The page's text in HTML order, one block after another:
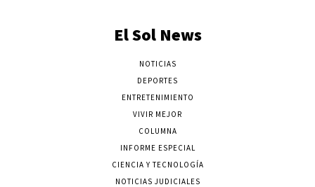
El Sol News
NOTICIAS
DEPORTES
ENTRETENIMIENTO
VIVIR MEJOR
COLUMNA
INFORME ESPECIAL
CIENCIA Y TECNOLOGÍA
NOTICIAS JUDICIALES